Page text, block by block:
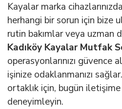
Kayalar marka cihazlarınızda
herhangi bir sorun için bize
rutin bakımlar veya uzman
Kadıköy Kayalar Mutfak
operasyonlarınızı güvence
işinize odaklanmanızı
ortaklık için, bugün iletişime
deneyimleyin.